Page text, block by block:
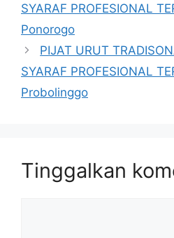
SYARAF PROFESIONAL
Ponorogo
PIJAT URUT
SYARAF PROFESIONAL
Probolinggo
Tinggalkan